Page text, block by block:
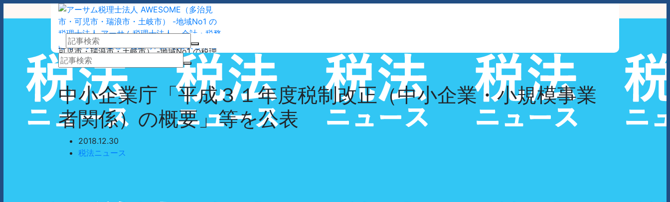
アーサム税理士法人 AWESOME（多治見市・
可児市・瑞浪市・土岐市） -地域No1 の税理
士法人 アーサム税理士法人 – 会計・税務はも
ちろんのこと、会計専門家を必要とするあら
ゆるシーンで お客様のビジネスを総合的にサ
ポートいたします。 戦略的財務のプロフェッ
ショナル集団
業務案内 事務所案内 経営理念 お知らせ お問い合わせ
中小企業庁「平成３１年度税制改正（中小企業・小規模事業
者関係）の概要」等を公表
2018.12.30
税法ニュース